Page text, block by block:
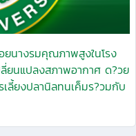
นางรมคุณภาพสูงในโรง
ยนแปลงสภาพอากาศ ด?วย
เลี้ยงปลานิลทนเค็มร?วมกับ